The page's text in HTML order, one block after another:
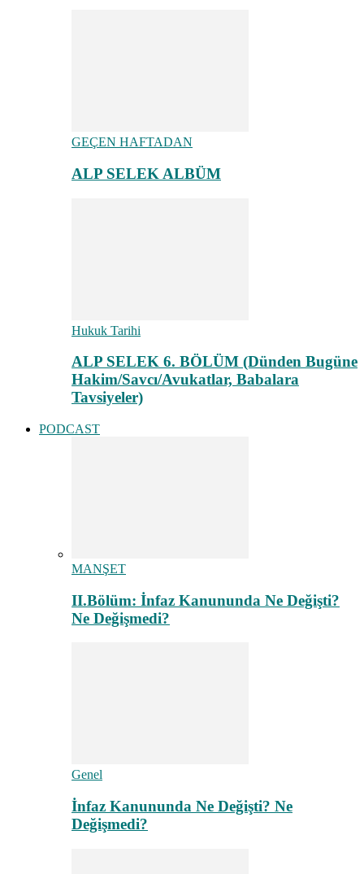
GEÇEN HAFTADAN
ALP SELEK ALBÜM
Hukuk Tarihi
ALP SELEK 6. BÖLÜM (Dünden Bugüne
Hakim/Savcı/Avukatlar, Babalara
Tavsiyeler)
PODCAST
MANŞET
II.Bölüm: İnfaz Kanununda Ne Değişti?
Ne Değişmedi?
Genel
İnfaz Kanununda Ne Değişti? Ne
Değişmedi?